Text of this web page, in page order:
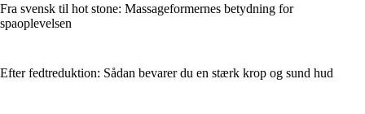
Fra svensk til hot stone: Massageformernes betydning for
spaoplevelsen
Efter fedtreduktion: Sådan bevarer du en stærk krop og sund hud